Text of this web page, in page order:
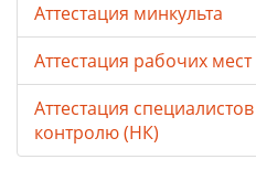
Аттестация минкульта
Аттестация рабочих мест
Аттестация
контролю (НК)